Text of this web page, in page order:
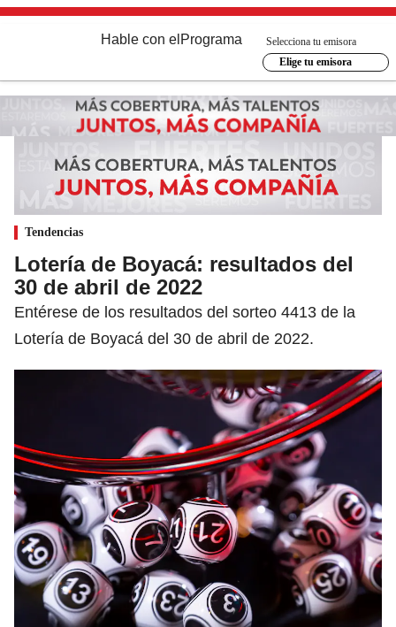
Hable con el Programa
Selecciona tu emisora
Elige tu emisora
Tendencias
Lotería de Boyacá: resultados del
30 de abril de 2022
Entérese de los resultados del sorteo 4413 de la
Lotería de Boyacá del 30 de abril de 2022.